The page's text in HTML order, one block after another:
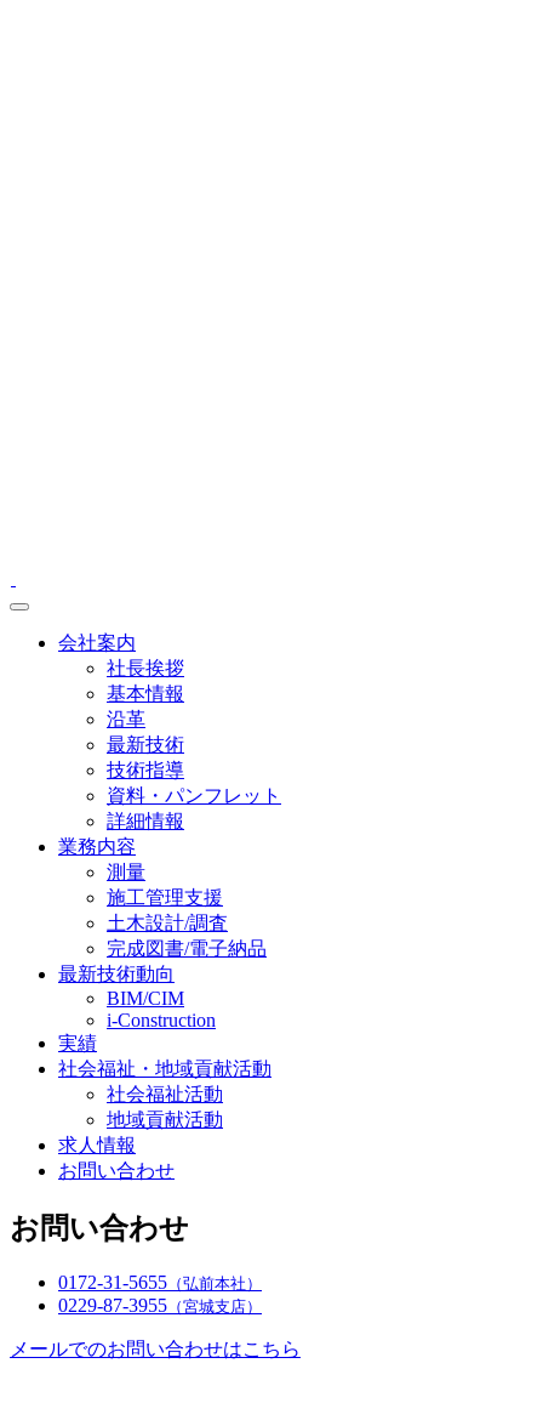
会社案内
社長挨拶
基本情報
沿革
最新技術
技術指導
資料・パンフレット
詳細情報
業務内容
測量
施工管理支援
土木設計/調査
完成図書/電子納品
最新技術動向
BIM/CIM
i-Construction
実績
社会福祉・地域貢献活動
社会福祉活動
地域貢献活動
求人情報
お問い合わせ
お問い合わせ
0172-31-5655 （弘前本社）
0229-87-3955 （宮城支店）
メールでのお問い合わせはこちら